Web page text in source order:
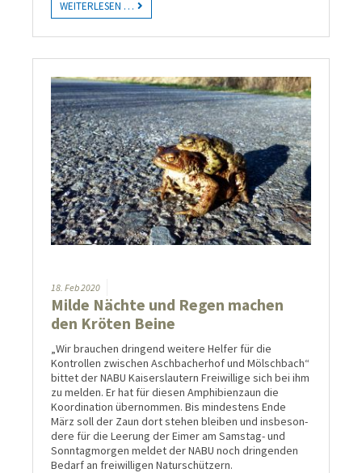
WEITERLESEN …
18. Feb2020
Milde Nächte und Regen machen
den Kröten Beine
„Wir brauchen dringend weitere Helfer für die
Kontrol­len zwi­schen Asch­bacher­hof und Mölsch­bach“
bittet der NABU Kaisers­lau­tern Frei­willige sich bei ihm
zu mel­den. Er hat für diesen Amphi­bien­zaun die
Koordi­nation über­nom­men. Bis min­des­tens Ende
März soll der Zaun dort ste­hen blei­ben und ins­be­son­
dere für die Lee­rung der Eimer am Sams­tag- und
Sonn­tag­mor­gen mel­det der NABU noch drin­gen­den
Be­darf an frei­willi­gen Natur­schützern.